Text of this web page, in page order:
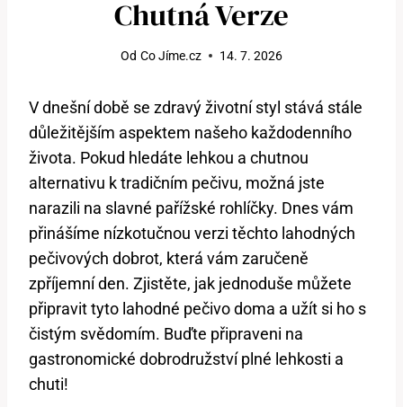
Chutná Verze
Od Co Jíme.cz 14. 7. 2026
V dnešní době se zdravý životní styl stává stále
důležitějším aspektem našeho každodenního
života. Pokud hledáte lehkou a chutnou
alternativu k tradičním pečivu, možná jste
narazili na slavné pařížské rohlíčky. Dnes vám
přinášíme nízkotučnou verzi těchto lahodných
pečivových dobrot, která vám zaručeně
zpříjemní den. Zjistěte, jak jednoduše můžete
připravit tyto lahodné pečivo doma a užít si ho s
čistým svědomím. Buďte připraveni na
gastronomické dobrodružství plné lehkosti a
chuti!